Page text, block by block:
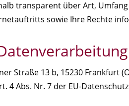
transparent über Art,
sowie Ihre Rechte
Straße 13 b, 15230 Frankfurt
Abs. Nr. 7 der EU-